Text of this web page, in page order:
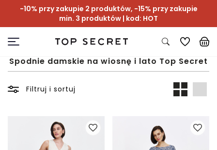
-10% przy zakupie 2 produktów, -15% przy zakupie
min. 3 produktów | kod: HOT
Spodnie damskie na wiosnę i lato Top Secret
Filtruj i sortuj